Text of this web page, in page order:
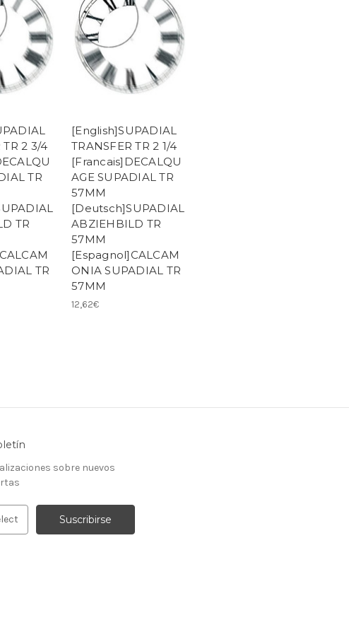
TR 2 3/4
TR
TR
TR
[English]SUPADIAL
TRANSFER TR 2 1/4
[Francais]DECALQU
AGE SUPADIAL TR
57MM
[Deutsch]SUPADIAL
ABZIEHBILD TR
57MM
[Espagnol]CALCAM
ONIA SUPADIAL TR
57MM
12,62€
sobre nuevos